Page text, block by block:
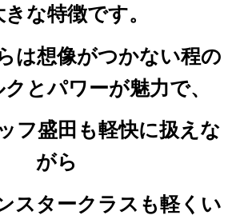
な特徴です。
は想像がつかない程の
とパワーが魅力で、
フ盛田も軽快に扱えな
がら
スタークラスも軽くい